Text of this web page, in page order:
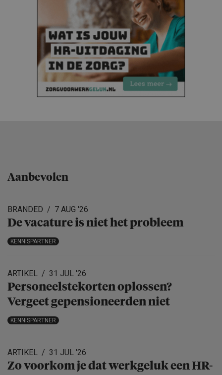
Aanbevolen
BRANDED 7 AUG '26
De vacature is niet het probleem
KENNISPARTNER
ARTIKEL 31 JUL '26
Personeels­te­korten oplossen?
Vergeet gepensio­neerden niet
KENNISPARTNER
ARTIKEL 31 JUL '26
Zo voorkom je dat werkgeluk een HR-